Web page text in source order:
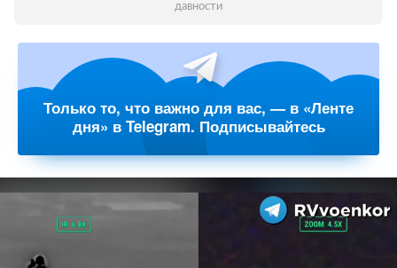
давности
Только то, что важно для вас, — в «Ленте
дня» в Telegram. Подписывайтесь